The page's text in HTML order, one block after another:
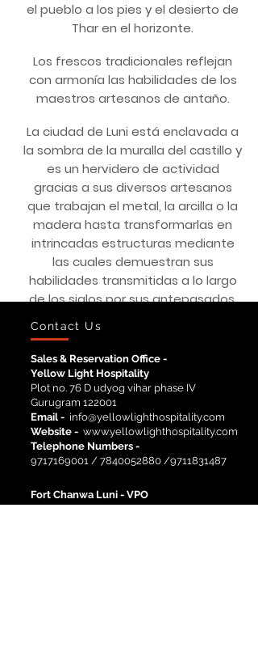
el pueblo a los pies y el desierto de
Thar en el horizonte.
Los frescos tradicionales reflejan
con armonía las habilidades de los
maestros artesanos de antaño.
La ciudad de Luni está enclavada a
la sombra de la muralla del castillo y
es un hervidero de actividad
gracias a sus diversos artesanos
que trabajan el metal, la arcilla o la
madera hasta transformarlas en
intrincadas estructuras mediante
las cuales demuestran sus
habilidades transmitidas a lo largo
de los siglos por sus antepasados.
Contact Us
Sales & Reservation Office -
Yellow Light Hospitality
Plot no. 76 D udyog vihar phase IV
Gurugram 122001
Email - info@yellowlighthospitality.com
Website - www.yellowlighthospitality.com
Telephone Numbers -
9717169001 / 7840052880 /9711831487
Fort Chanwa Luni - VPO